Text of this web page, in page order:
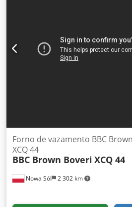
Nowa Sól 2 302 km
Forno de vazamento BBC
XCQ 44
BBC Brown Boveri XCQ 44